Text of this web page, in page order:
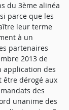
du 3ème alinéa
parce que les
leur terme
à un
partenaires
2013 de
application des
être dérogé aux
des
unanime des